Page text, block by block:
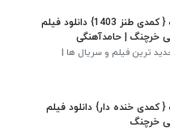
خرچنگ { کمدی طنز 1403} دانلود فیلم
خرچنگ | حامدآهنگی
ترین فیلم و سریال ها |
کمدی خنده دار} دانلود فیلم
خرچنگ